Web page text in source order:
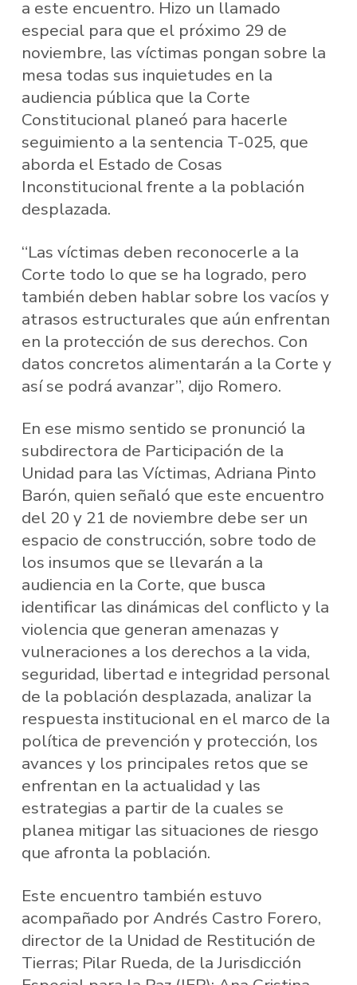
a este encuentro. Hizo un llamado
especial para que el próximo 29 de
noviembre, las víctimas pongan sobre la
mesa todas sus inquietudes en la
audiencia pública que la Corte
Constitucional planeó para hacerle
seguimiento a la sentencia T-025, que
aborda el Estado de Cosas
Inconstitucional frente a la población
desplazada.
“Las víctimas deben reconocerle a la
Corte todo lo que se ha logrado, pero
también deben hablar sobre los vacíos y
atrasos estructurales que aún enfrentan
en la protección de sus derechos. Con
datos concretos alimentarán a la Corte y
así se podrá avanzar”, dijo Romero.
En ese mismo sentido se pronunció la
subdirectora de Participación de la
Unidad para las Víctimas, Adriana Pinto
Barón, quien señaló que este encuentro
del 20 y 21 de noviembre debe ser un
espacio de construcción, sobre todo de
los insumos que se llevarán a la
audiencia en la Corte, que busca
identificar las dinámicas del conflicto y la
violencia que generan amenazas y
vulneraciones a los derechos a la vida,
seguridad, libertad e integridad personal
de la población desplazada, analizar la
respuesta institucional en el marco de la
política de prevención y protección, los
avances y los principales retos que se
enfrentan en la actualidad y las
estrategias a partir de la cuales se
planea mitigar las situaciones de riesgo
que afronta la población.
Este encuentro también estuvo
acompañado por Andrés Castro Forero,
director de la Unidad de Restitución de
Tierras; Pilar Rueda, de la Jurisdicción